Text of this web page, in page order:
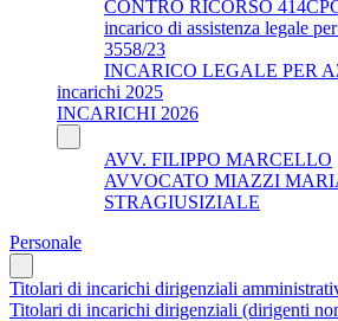
CONTRO RICORSO
incarico di assistenza legale
3558/23
INCARICO LEGALE PER
incarichi 2025
INCARICHI 2026
AVV. FILIPPO MARCELLO
AVVOCATO MIAZZI
STRAGIUSIZIALE
Personale
Titolari di incarichi dirigenziali
Titolari di incarichi dirigenziali (dirigenti